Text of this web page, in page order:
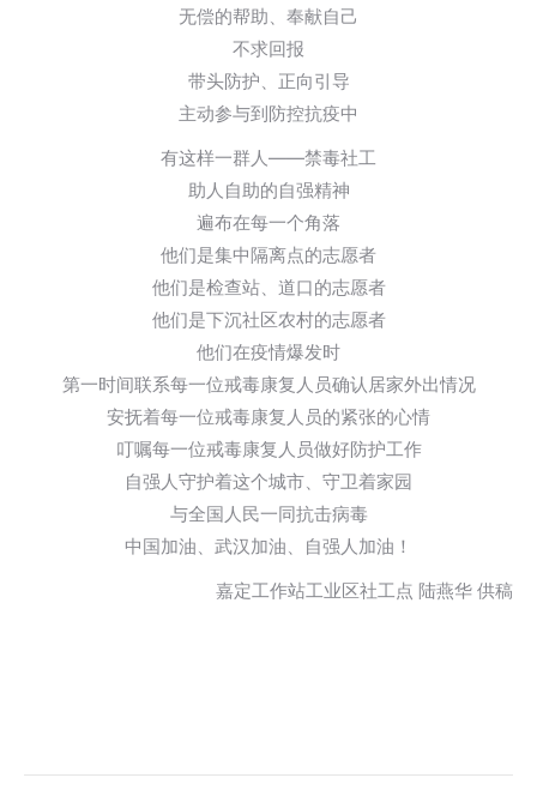
无偿的帮助、奉献自己
不求回报
带头防护、正向引导
主动参与到防控抗疫中
有这样一群人——禁毒社工
助人自助的自强精神
遍布在每一个角落
他们是集中隔离点的志愿者
他们是检查站、道口的志愿者
他们是下沉社区农村的志愿者
他们在疫情爆发时
第一时间联系每一位戒毒康复人员确认居家外出情况
安抚着每一位戒毒康复人员的紧张的心情
叮嘱每一位戒毒康复人员做好防护工作
自强人守护着这个城市、守卫着家园
与全国人民一同抗击病毒
中国加油、武汉加油、自强人加油！
嘉定工作站工业区社工点 陆燕华 供稿